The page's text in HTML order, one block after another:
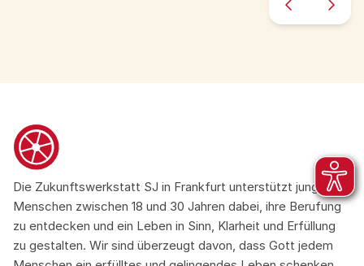
Die Zukunftswerkstatt SJ in Frankfurt unterstützt junge
Menschen zwischen 18 und 30 Jahren dabei, ihre Berufung
zu entdecken und ein Leben in Sinn, Klarheit und Erfüllung
zu gestalten. Wir sind überzeugt davon, dass Gott jedem